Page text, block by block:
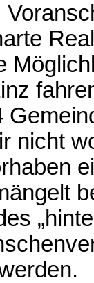
nicht